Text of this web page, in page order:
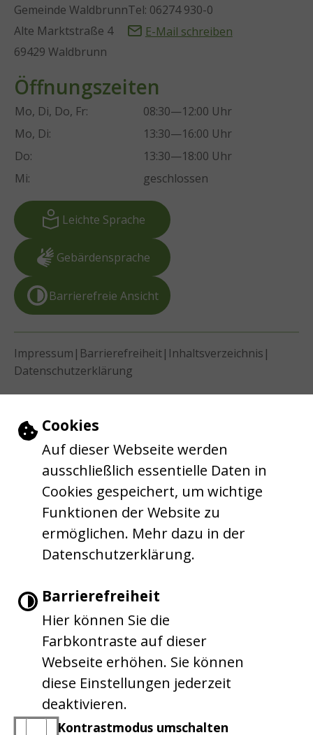
Einstellungen zu Cookies und
Cookies
Auf dieser Webseite werden
ausschließlich essentielle Daten in
Cookies gespeichert, um wichtige
Funktionen der Website zu
ermöglichen. Mehr dazu in der
Datenschutzerklärung.
Barrierefreiheit
Hier können Sie die
Farbkontraste auf dieser
Webseite erhöhen. Sie können
diese Einstellungen jederzeit
deaktivieren.
Kontrastmodus umschalten
Gemeinde Waldbrunn
Alte Marktstraße 4
69429 Waldbrunn
Tel: 06274 930-0
E-Mail schreiben
Öffnungszeiten
Mo, Di, Do, Fr:
08:30—12:00 Uhr
Mo, Di:
13:30—16:00 Uhr
Do:
13:30—18:00 Uhr
Mi:
geschlossen
Leichte Sprache
Gebärdensprache
Barrierefreie Ansicht
Impressum | Barrierefreiheit| Inhaltsverzeichnis |
Datenschutzerklärung